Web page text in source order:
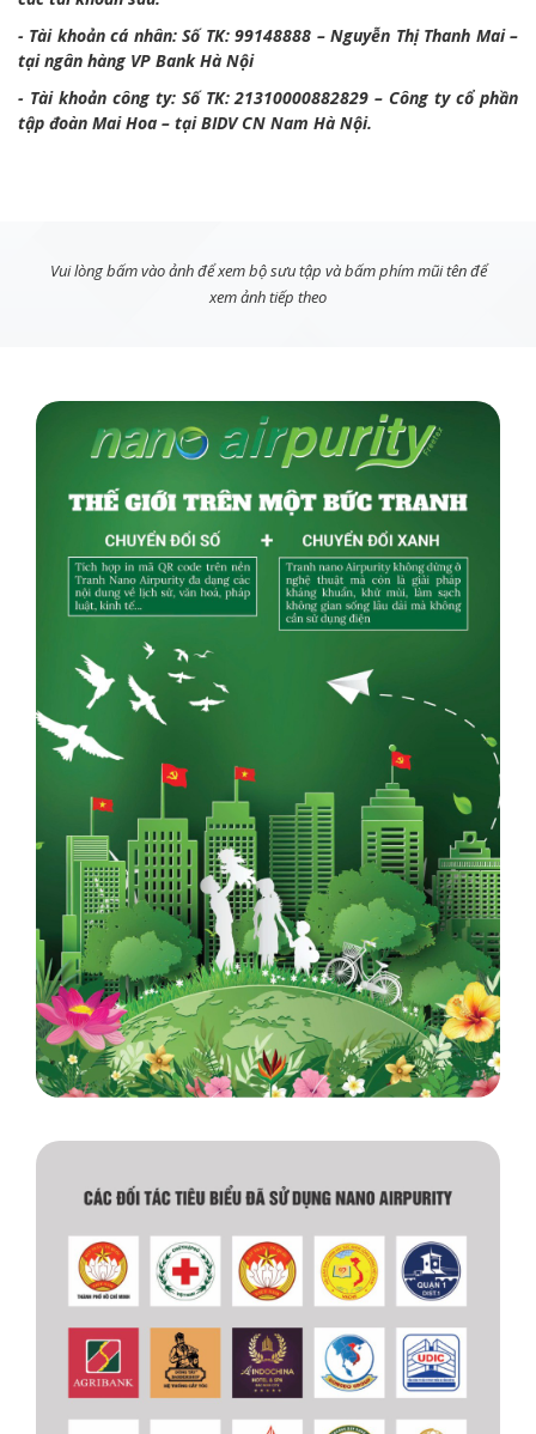
- Tài khoản cá nhân: Số TK: 99148888 – Nguyễn Thị Thanh Mai –
tại ngân hàng VP Bank Hà Nội
- Tài khoản công ty: Số TK: 21310000882829 – Công ty cổ phần
tập đoàn Mai Hoa – tại BIDV CN Nam Hà Nội.
Vui lòng bấm vào ảnh để xem bộ sưu tập và bấm phím mũi tên để
xem ảnh tiếp theo